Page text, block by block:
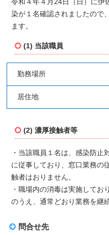
令和４年４月24日（日）に伊
染が１名確認されましたので
ます。
(1) 当該職員
勤務場所
居住地
(2) 濃厚接触者等
・当該職員１名は、感染防止
に従事しており、窓口業務の
触者はおりません。
・職場内の消毒は実施してお
のうえ、通常どおり業務を継
問合せ先